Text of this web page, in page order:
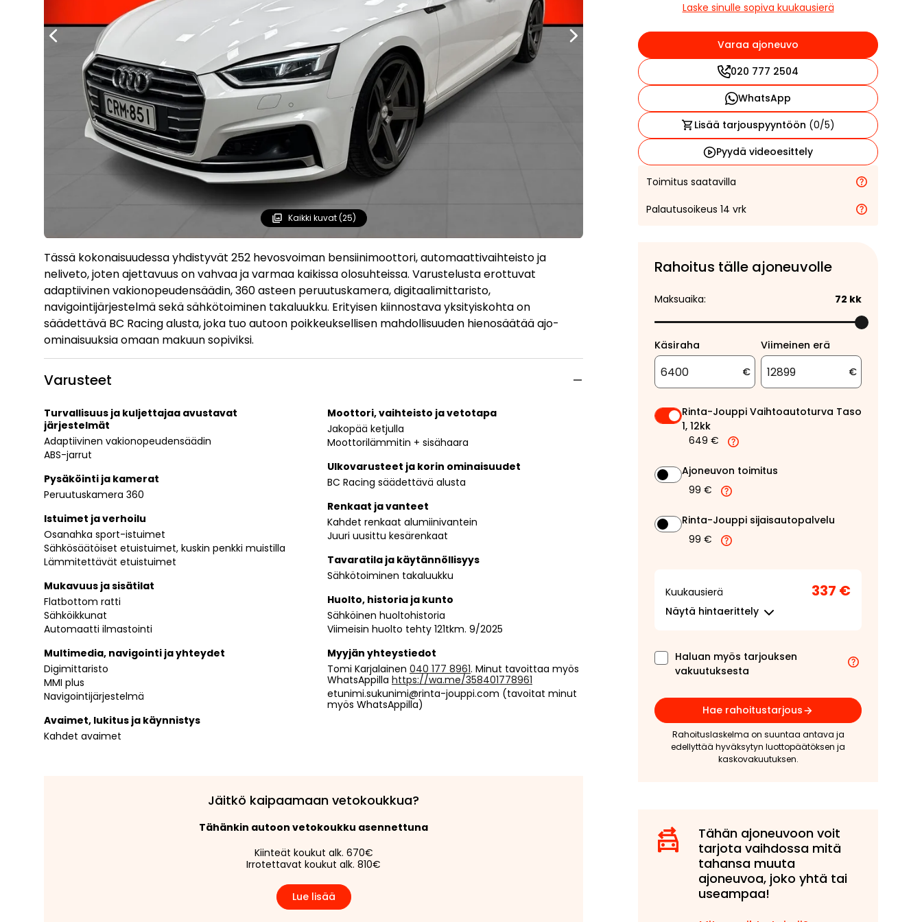
Kaikki kuvat (25)
Tässä kokonaisuudessa yhdistyvät 252 hevosvoiman bensiinimoottori, automaattivaihteisto ja
neliveto, joten ajettavuus on vahvaa ja varmaa kaikissa olosuhteissa. Varustelusta erottuvat
adaptiivinen vakionopeudensäädin, 360 asteen peruutuskamera, digitaalimittaristo,
navigointijärjestelmä sekä sähkötoiminen takaluukku. Erityisen kiinnostava yksityiskohta on
säädettävä BC Racing alusta, joka tuo autoon poikkeuksellisen mahdollisuuden hienosäätää ajo-
ominaisuuksia omaan makuun sopiviksi.
Varusteet
Turvallisuus ja kuljettajaa avustavat
järjestelmät
Adaptiivinen vakionopeudensäädin
ABS-jarrut
Pysäköinti ja kamerat
Peruutuskamera 360
Istuimet ja verhoilu
Osanahka sport-istuimet
Sähkösäätöiset etuistuimet, kuskin penkki muistilla
Lämmitettävät etuistuimet
Mukavuus ja sisätilat
Flatbottom ratti
Sähköikkunat
Automaatti ilmastointi
Multimedia, navigointi ja yhteydet
Digimittaristo
MMI plus
Navigointijärjestelmä
Avaimet, lukitus ja käynnistys
Kahdet avaimet
Moottori, vaihteisto ja vetotapa
Jakopää ketjulla
Moottorilämmitin + sisähaara
Ulkovarusteet ja korin ominaisuudet
BC Racing säädettävä alusta
Renkaat ja vanteet
Kahdet renkaat alumiinivantein
Juuri uusittu kesärenkaat
Tavaratila ja käytännöllisyys
Sähkötoiminen takaluukku
Huolto, historia ja kunto
Sähköinen huoltohistoria
Viimeisin huolto tehty 121tkm. 9/2025
Myyjän yhteystiedot
Tomi Karjalainen 040 177 8961. Minut tavoittaa myös
WhatsAppilla https://wa.me/358401778961
etunimi.sukunimi@rinta-jouppi.com (tavoitat minut
myös WhatsAppilla)
Jäitkö kaipaamaan vetokoukkua?
Tähänkin autoon vetokoukku asennettuna
Kiinteät koukut alk. 670€
Irrotettavat koukut alk. 810€
Lue lisää
Laske sinulle sopiva kuukausierä
Varaa ajoneuvo
020 777 2504
WhatsApp
Lisää tarjouspyyntöön (0/5)
Pyydä videoesittely
Toimitus saatavilla
Palautusoikeus 14 vrk
Rahoitus tälle ajoneuvolle
Maksuaika: 72 kk
Käsiraha
€
Viimeinen erä
€
Rinta-Jouppi Vaihtoautoturva Taso
1, 12kk
649 €
Ajoneuvon toimitus
99 €
Rinta-Jouppi sijaisautopalvelu
99 €
Kuukausierä 337 €
Näytä hintaerittely
Haluan myös tarjouksen
vakuutuksesta
Hae rahoitustarjous
Rahoituslaskelma on suuntaa antava ja
edellyttää hyväksytyn luottopäätöksen ja
kaskovakuutuksen.
Tähän ajoneuvoon voit
tarjota vaihdossa mitä
tahansa muuta
ajoneuvoa, joko yhtä tai
useampaa!